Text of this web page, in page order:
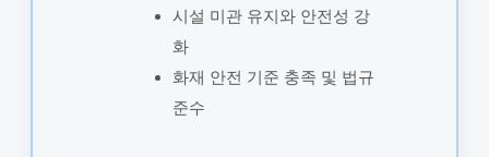
시설 미관 유지와 안전성 강
화
화재 안전 기준 충족 및 법규
준수